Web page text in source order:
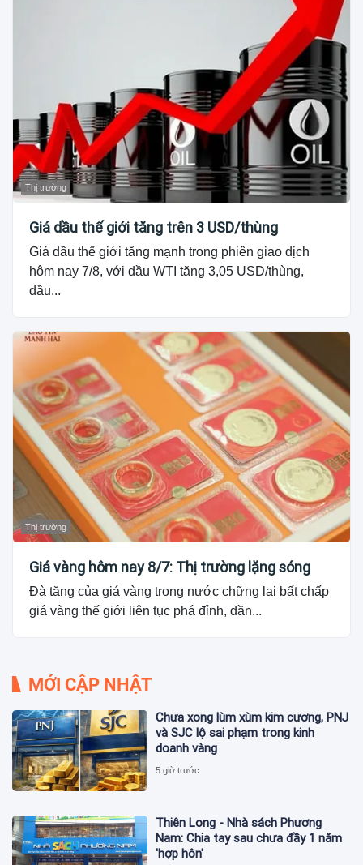
Thị trường
Giá dầu thế giới tăng trên 3 USD/thùng
Giá dầu thế giới tăng mạnh trong phiên giao dịch
hôm nay 7/8, với dầu WTI tăng 3,05 USD/thùng,
dầu...
Thị trường
Giá vàng hôm nay 8/7: Thị trường lặng sóng
Đà tăng của giá vàng trong nước chững lại bất chấp
giá vàng thế giới liên tục phá đỉnh, dần...
MỚI CẬP NHẬT
Chưa xong lùm xùm kim cương, PNJ
và SJC lộ sai phạm trong kinh
doanh vàng
5 giờ trước
Thiên Long - Nhà sách Phương
Nam: Chia tay sau chưa đầy 1 năm
'hợp hôn'